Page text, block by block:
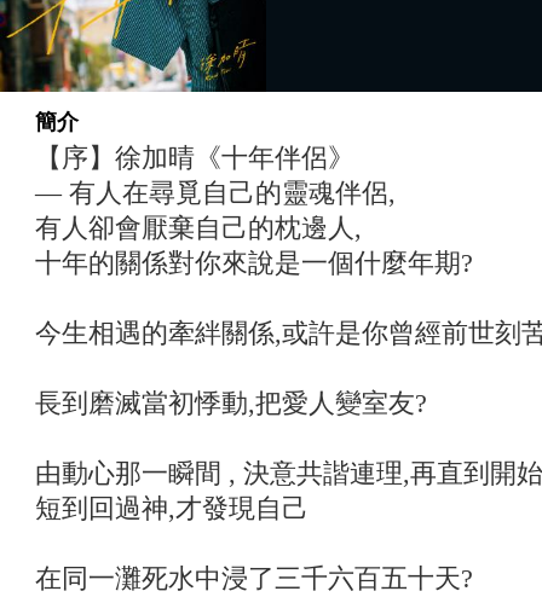
簡介
【序】徐加晴《十年伴侶》
— 有人在尋覓自己的靈魂伴侶,
有人卻會厭棄自己的枕邊人,
十年的關係對你來說是一個什麼年期?
今生相遇的牽絆關係,或許是你曾經前世刻
長到磨滅當初悸動,把愛人變室友?
由動心那一瞬間 , 決意共諧連理,再直到開
短到回過神,才發現自己
在同一灘死水中浸了三千六百五十天?